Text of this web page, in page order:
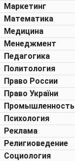
Маркетинг
Математика
Медицина
Менеджмент
Педагогика
Политология
Право России
Право України
Промышленность
Психология
Реклама
Религиоведение
Социология